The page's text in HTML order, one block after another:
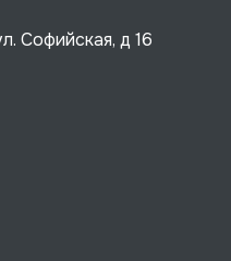
Софийская, д 16